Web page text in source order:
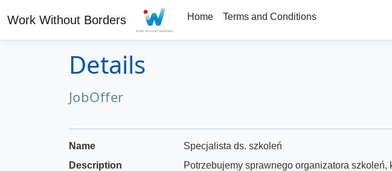
Work Without Borders Home Terms and Conditions
Details
JobOffer
Name
Specjalista ds. szkoleń
Description
Potrzebujemy sprawnego organizatora